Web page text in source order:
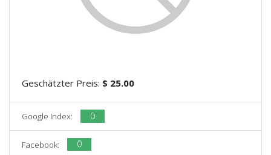
Geschätzter Preis: $ 25.00
Google Index: 0
Facebook: 0